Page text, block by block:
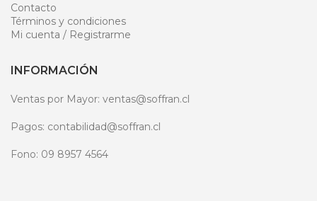
Contacto
Términos y condiciones
Mi cuenta / Registrarme
INFORMACIÓN
Ventas por Mayor: ventas@soffran.cl
Pagos: contabilidad@soffran.cl
Fono: 09 8957 4564